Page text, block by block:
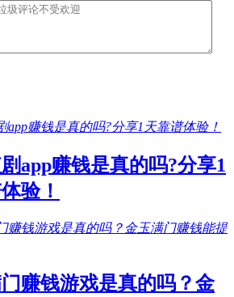
app赚钱是真的吗?分享1
验！
赚钱游戏是真的吗？金